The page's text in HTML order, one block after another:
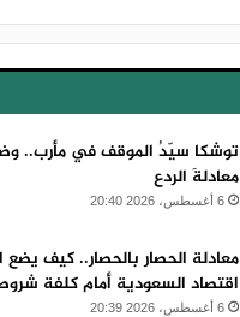
توشكا سيّدُ الموقف في مأرب..
معادلةَ الردع
6 أغسطس، 2026 20:40
معادلة الحصار بالحصار.. كيف يضع
اقتصاد السعودية أمام كلفة
6 أغسطس، 2026 20:39